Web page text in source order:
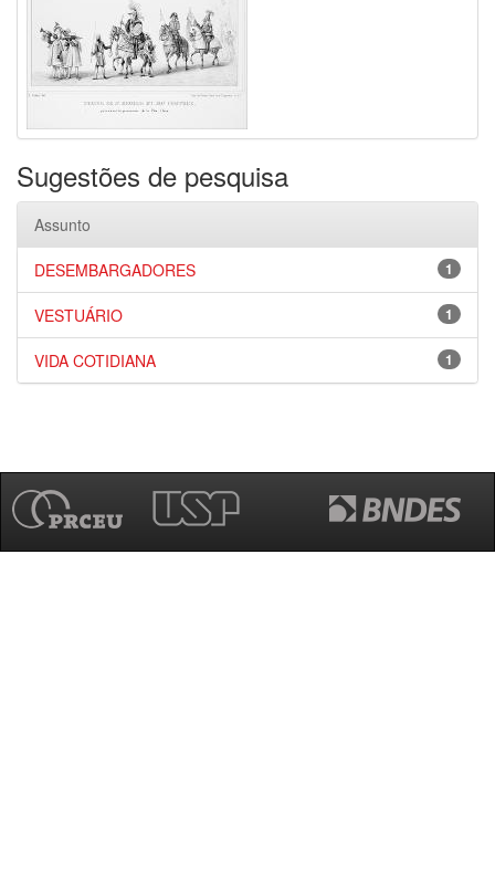
Sugestões de pesquisa
Assunto
1
DESEMBARGADORES
1
VESTUÁRIO
1
VIDA COTIDIANA